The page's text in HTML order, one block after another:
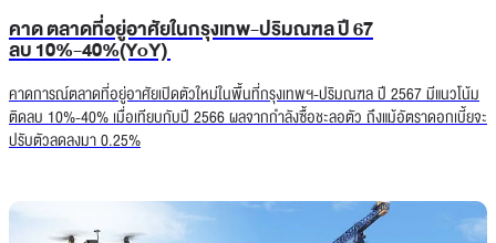
คาด ตลาดที่อยู่อาศัยในกรุงเทพ-ปริมณฑล ปี 67
ลบ 10%-40%(YoY)
คาดการณ์ตลาดที่อยู่อาศัยเปิดตัวใหม่ในพื้นที่กรุงเทพฯ-ปริมณฑล ปี 2567 มีแนวโน้ม
ติดลบ 10%-40% เมื่อเทียบกับปี 2566 ผลจากกำลังซื้อชะลอตัว ถึงแม้อัตราดอกเบี้ยจะ
ปรับตัวลดลงมา 0.25%